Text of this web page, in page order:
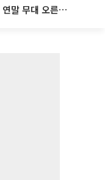
'전참시' 리센느, 데뷔 '3년 차' 첫 연말 무대 오른다⋯"그동안 섭외 안 와"